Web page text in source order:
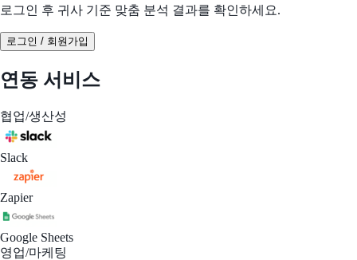
로그인 후 귀사 기준 맞춤 분석 결과를 확인하세요.
로그인 / 회원가입
연동 서비스
협업/생산성
Slack
Zapier
Google Sheets
영업/마케팅